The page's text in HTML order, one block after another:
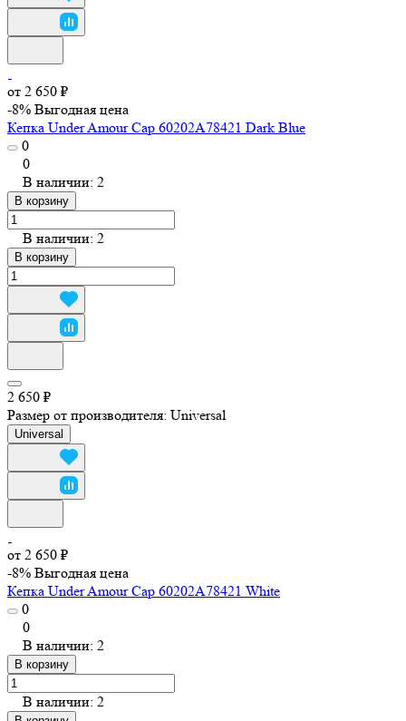
от 2 650 ₽
-8% Выгодная цена
Кепка Under Amour Cap 60202A78421 Dark Blue
0
0
В наличии: 2
В корзину
В наличии: 2
В корзину
2 650 ₽
Размер от производителя: Universal
Universal
от 2 650 ₽
-8% Выгодная цена
Кепка Under Amour Cap 60202A78421 White
0
0
В наличии: 2
В корзину
В наличии: 2